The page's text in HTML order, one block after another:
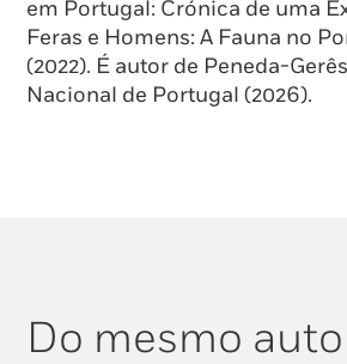
em Portugal: Crónica de uma
Feras e Homens: A Fauna no
(2022). É autor de Peneda-
Nacional de Portugal (2026).
Do mesmo